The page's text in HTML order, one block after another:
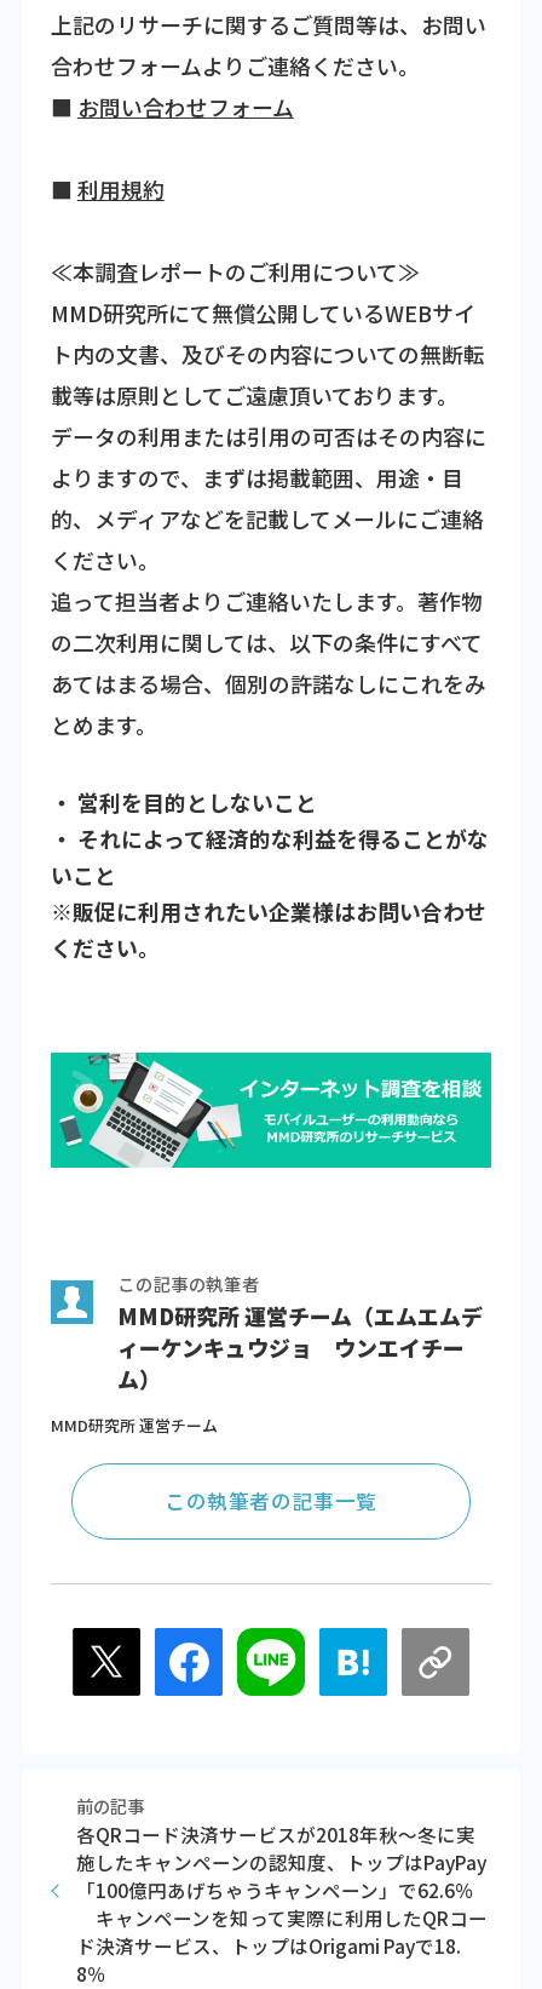
上記のリサーチに関するご質問等は、お問い
合わせフォームよりご連絡ください。
■ お問い合わせフォーム
■ 利用規約
≪本調査レポートのご利用について≫
MMD研究所にて無償公開しているWEBサイ
ト内の文書、及びその内容についての無断転
載等は原則としてご遠慮頂いております。
データの利用または引用の可否はその内容に
よりますので、まずは掲載範囲、用途・目
的、メディアなどを記載してメールにご連絡
ください。
追って担当者よりご連絡いたします。著作物
の二次利用に関しては、以下の条件にすべて
あてはまる場合、個別の許諾なしにこれをみ
とめます。
・ 営利を目的としないこと
・ それによって経済的な利益を得ることがな
いこと
※販促に利用されたい企業様はお問い合わせ
ください。
この記事の執筆者
MMD研究所 運営チーム（エムエムデ
ィーケンキュウジョ ウンエイチー
ム）
MMD研究所 運営チーム
この執筆者の記事一覧
前の記事
各QRコード決済サービスが2018年秋～冬に実
施したキャンペーンの認知度、トップはPayPay
「100億円あげちゃうキャンペーン」で62.6％
キャンペーンを知って実際に利用したQRコー
ド決済サービス、トップはOrigami Payで18.
8％